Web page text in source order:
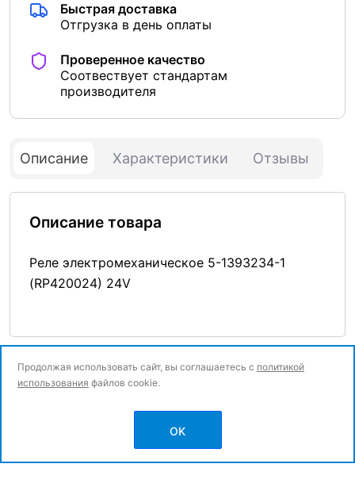
Быстрая доставка
Отгрузка в день оплаты
Проверенное качество
Соотвествует стандартам
производителя
Описание Характеристики Отзывы
Описание товара
Реле электромеханическое 5-1393234-1
(RP420024) 24V
Политика конфиденциальности
Продолжая использовать сайт, вы соглашаетесь с политикой
использования файлов cookie.
OK